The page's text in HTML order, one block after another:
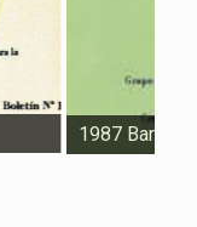
1987 Bariloche